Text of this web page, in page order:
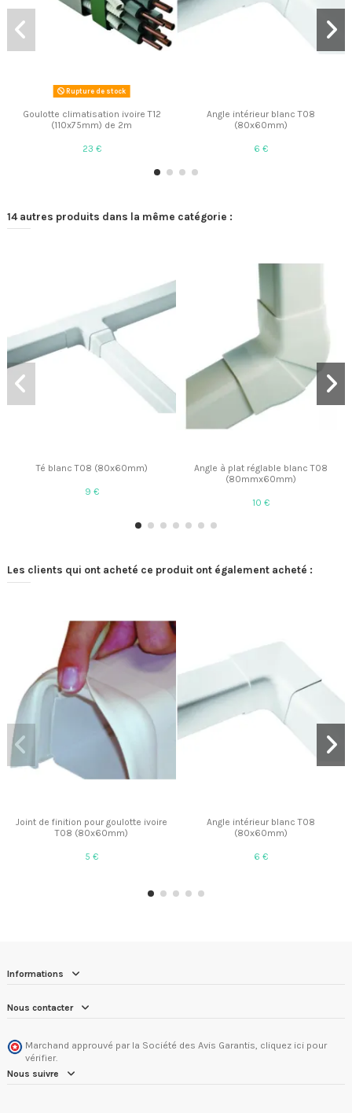
Rupture de stock
Goulotte climatisation ivoire T12
(110x75mm) de 2m
23 €
Angle intérieur blanc T08
(80x60mm)
6 €
14 autres produits dans la même catégorie :
Té blanc T08 (80x60mm)
9 €
Angle à plat réglable blanc T08
(80mmx60mm)
10 €
Les clients qui ont acheté ce produit ont également acheté :
Joint de finition pour goulotte ivoire
T08 (80x60mm)
5 €
Angle intérieur blanc T08
(80x60mm)
6 €
Informations
Nous contacter
Marchand approuvé par la Société des Avis Garantis, cliquez ici pour
vérifier.
Nous suivre